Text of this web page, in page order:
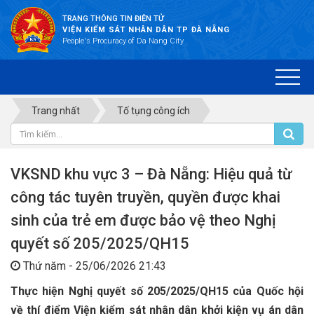
TRANG THÔNG TIN ĐIỆN TỬ
VIỆN KIỂM SÁT NHÂN DÂN TP ĐÀ NẴNG
People's Procuracy of Da Nang City
Trang nhất Tố tụng công ích
VKSND khu vực 3 – Đà Nẵng: Hiệu quả từ
công tác tuyên truyền, quyền được khai
sinh của trẻ em được bảo vệ theo Nghị
quyết số 205/2025/QH15
Thứ năm - 25/06/2026 21:43
Thực hiện Nghị quyết số 205/2025/QH15 của Quốc hội
về thí điểm Viện kiểm sát nhân dân khởi kiện vụ án dân